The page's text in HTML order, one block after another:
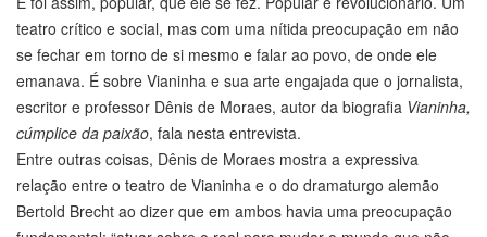
teatro crítico e social, mas com uma nítida preocupação em não
se fechar em torno de si mesmo e falar ao povo, de onde ele
emanava. É sobre Vianinha e sua arte engajada que o jornalista,
escritor e professor Dênis de Moraes, autor da biografia Vianinha,
cúmplice da paixão, fala nesta entrevista.
Entre outras coisas, Dênis de Moraes mostra a expressiva
relação entre o teatro de Vianinha e o do dramaturgo alemão
Bertold Brecht ao dizer que em ambos havia uma preocupação